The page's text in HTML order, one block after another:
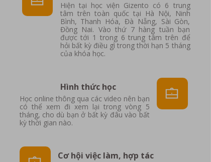
Cơ hội việc làm, hợp tác
Hình thức học
Học online thông qua các video nên bạn
có thể xem đi xem lại trong vòng 5
tháng, cho dù bạn ở bất kỳ đâu vào bất
kỳ thời gian nào.
Hiện tại học viện Gizento có 6 trung
tâm trên toàn quốc tại Hà Nội, Ninh
Bình, Thanh Hóa, Đà Nẵng, Sài Gòn,
Đồng Nai. Vào thứ 7 hàng tuần bạn
được tới 1 trong 6 trung tâm trên để
hỏi bất kỳ điều gì trong thời hạn 5 tháng
của khóa học.